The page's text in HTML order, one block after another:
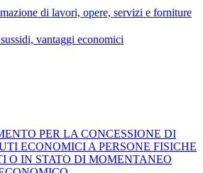
di lavori, opere, servizi e forniture
vantaggi economici
PER LA CONCESSIONE DI
ECONOMICI A PERSONE FISICHE
O IN STATO DI MOMENTANEO